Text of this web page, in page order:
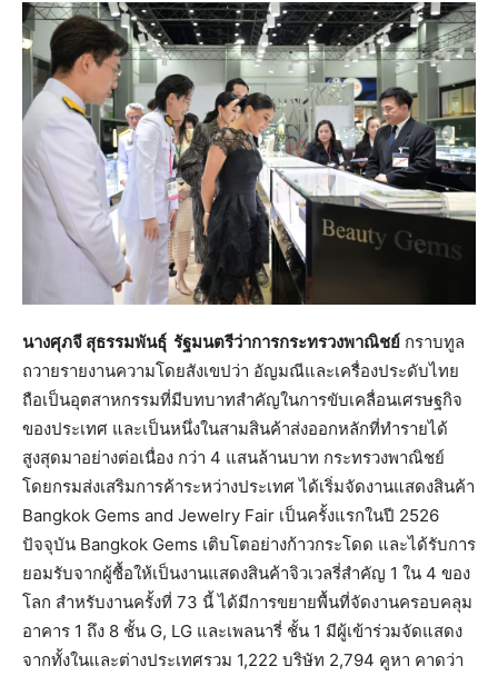
นางศุภจี สุธรรมพันธุ์ รัฐมนตรีว่าการกระทรวงพาณิชย์ กราบทูล
ถวายรายงานความโดยสังเขปว่า อัญมณีและเครื่องประดับไทย
ถือเป็นอุตสาหกรรมที่มีบทบาทสำคัญในการขับเคลื่อนเศรษฐกิจ
ของประเทศ และเป็นหนึ่งในสามสินค้าส่งออกหลักที่ทำรายได้
สูงสุดมาอย่างต่อเนื่อง กว่า 4 แสนล้านบาท กระทรวงพาณิชย์
โดยกรมส่งเสริมการค้าระหว่างประเทศ ได้เริ่มจัดงานแสดงสินค้า
Bangkok Gems and Jewelry Fair เป็นครั้งแรกในปี 2526
ปัจจุบัน Bangkok Gems เติบโตอย่างก้าวกระโดด และได้รับการ
ยอมรับจากผู้ซื้อให้เป็นงานแสดงสินค้าจิวเวลรี่สำคัญ 1 ใน 4 ของ
โลก สำหรับงานครั้งที่ 73 นี้ ได้มีการขยายพื้นที่จัดงานครอบคลุม
อาคาร 1 ถึง 8 ชั้น G, LG และเพลนารี่ ชั้น 1 มีผู้เข้าร่วมจัดแสดง
จากทั้งในและต่างประเทศรวม 1,222 บริษัท 2,794 คูหา คาดว่า